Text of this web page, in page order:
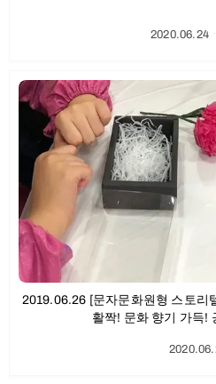
2020.06.24
2019.06.26 [문자문화원형 스토리
활짝! 문화 향기 가득!